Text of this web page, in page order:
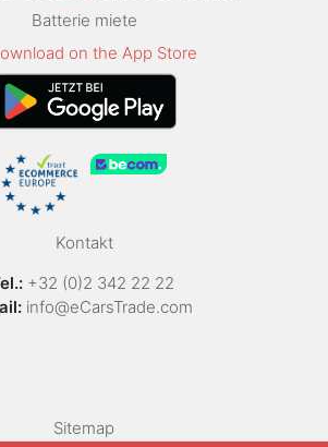
Batterie miete
Kontakt
+32 (0)2 342 22 22
info@eCarsTrade.com
Sitemap